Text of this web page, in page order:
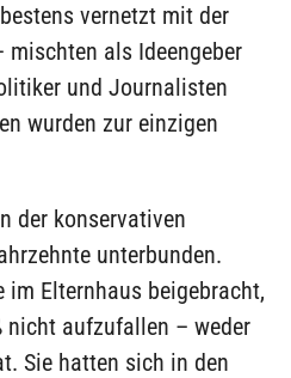
vernetzt mit der
als Ideengeber
und Journalisten
wurden zur einzigen
der konservativen
unterbunden.
im Elternhaus beigebracht,
aufzufallen – weder
Sie hatten sich in den